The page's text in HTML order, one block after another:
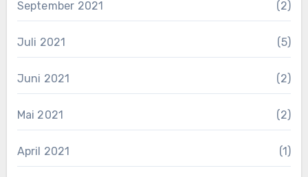
September 2021 (2)
Juli 2021 (5)
Juni 2021 (2)
Mai 2021 (2)
April 2021 (1)